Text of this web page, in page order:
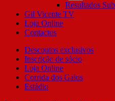
Resultados
Gil Vicente TV
Loja Online
Contactos
Descontos exclusivos
Inscrição de sócio
Loja Online
Corrida dos Galos
Estádio